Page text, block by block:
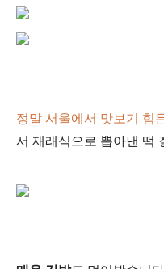
정말 서울에서 맛보기 힘
서 재래식으로 뽑아낸 떡